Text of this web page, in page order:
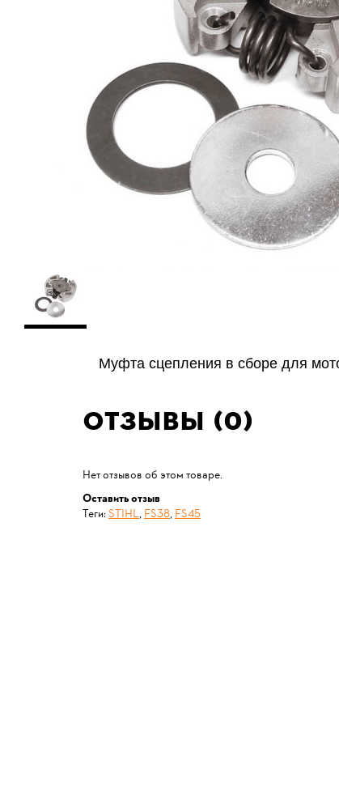
Муфта сцепления в сборе для
Отзывы (0)
Нет отзывов об этом товаре.
Оставить отзыв
Теги:STIHL,FS38,FS45